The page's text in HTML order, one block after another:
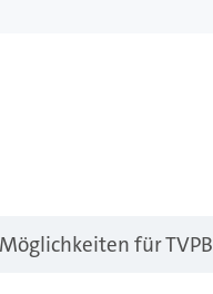
Möglichkeiten für TVPB